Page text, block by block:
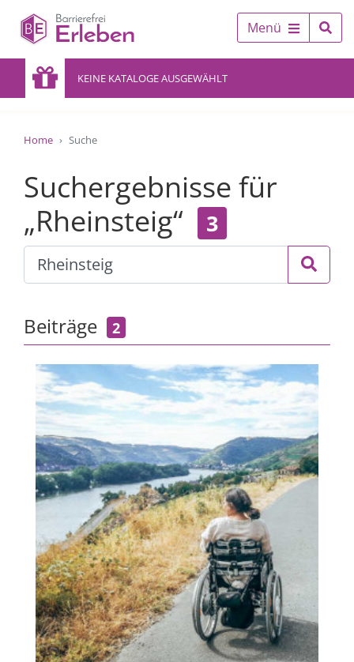
Menü
KEINE KATALOGE AUSGEWÄHLT
Home Suche
Suchergebnisse für
„Rheinsteig“
3
Beiträge 2